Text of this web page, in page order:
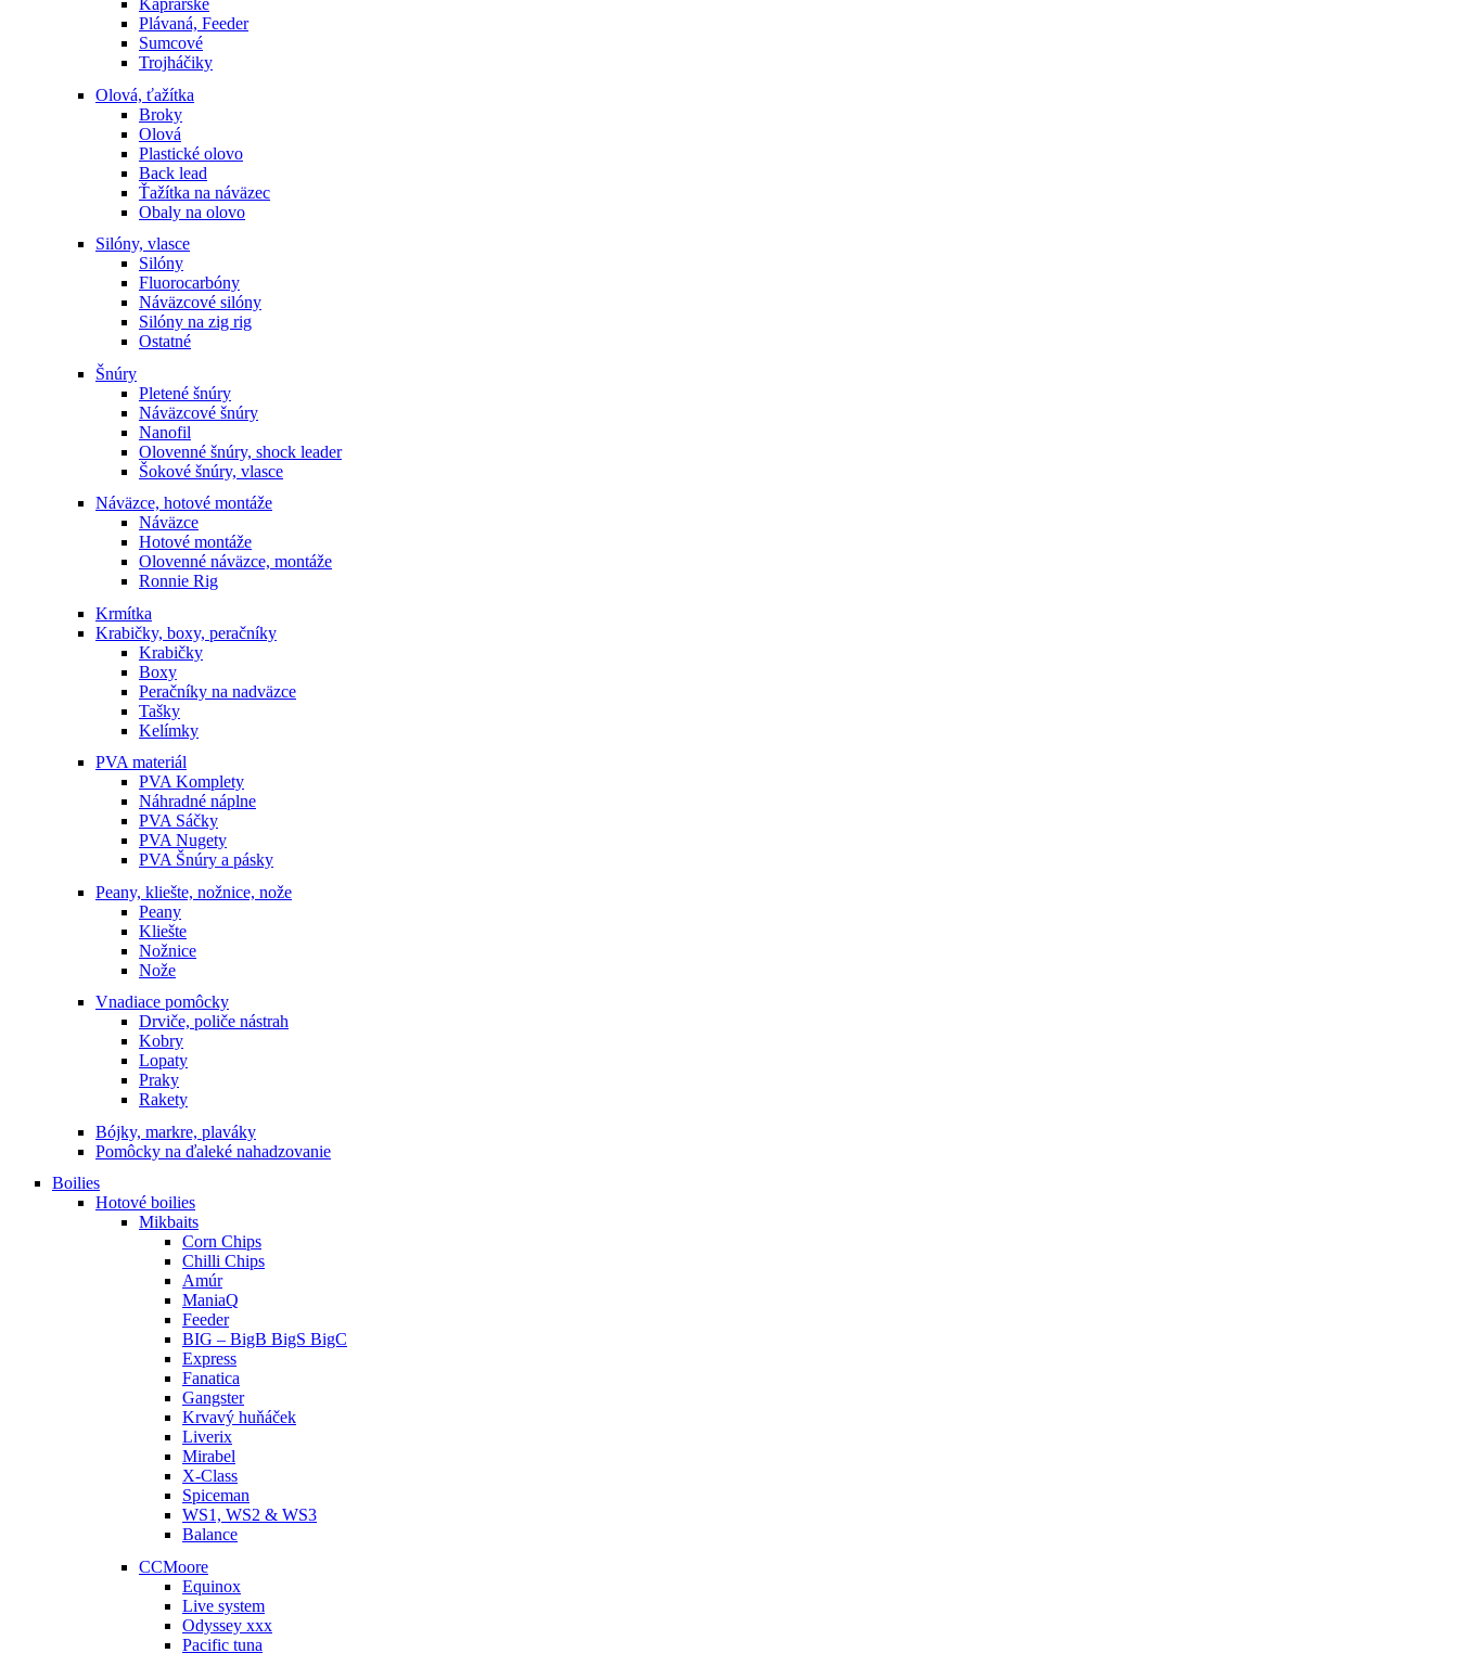
Kaprárske
Plávaná, Feeder
Sumcové
Trojháčiky
Olová, ťažítka
Broky
Olová
Plastické olovo
Back lead
Ťažítka na náväzec
Obaly na olovo
Silóny, vlasce
Silóny
Fluorocarbóny
Náväzcové silóny
Silóny na zig rig
Ostatné
Šnúry
Pletené šnúry
Náväzcové šnúry
Nanofil
Olovenné šnúry, shock leader
Šokové šnúry, vlasce
Náväzce, hotové montáže
Náväzce
Hotové montáže
Olovenné náväzce, montáže
Ronnie Rig
Krmítka
Krabičky, boxy, peračníky
Krabičky
Boxy
Peračníky na nadväzce
Tašky
Kelímky
PVA materiál
PVA Komplety
Náhradné náplne
PVA Sáčky
PVA Nugety
PVA Šnúry a pásky
Peany, kliešte, nožnice, nože
Peany
Kliešte
Nožnice
Nože
Vnadiace pomôcky
Drviče, poliče nástrah
Kobry
Lopaty
Praky
Rakety
Bójky, markre, plaváky
Pomôcky na ďaleké nahadzovanie
Boilies
Hotové boilies
Mikbaits
Corn Chips
Chilli Chips
Amúr
ManiaQ
Feeder
BIG – BigB BigS BigC
Express
Fanatica
Gangster
Krvavý huňáček
Liverix
Mirabel
X-Class
Spiceman
WS1, WS2 & WS3
Balance
CCMoore
Equinox
Live system
Odyssey xxx
Pacific tuna